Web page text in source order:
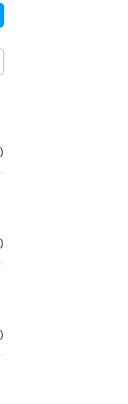
)
)
)